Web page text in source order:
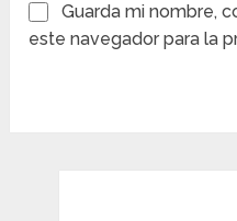
Guarda mi nombre,
este navegador para la